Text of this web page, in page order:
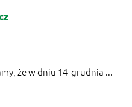
że w dniu 14 grudnia ...